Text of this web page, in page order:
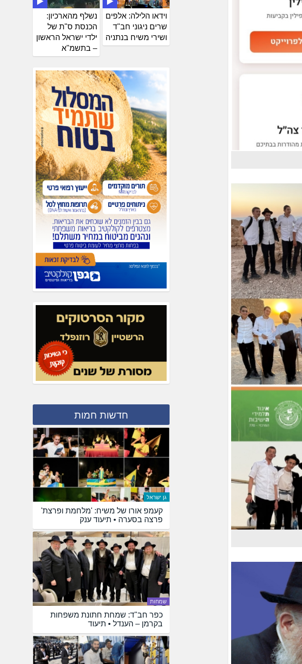
נשלף מהארכיון:
הכנסת ס"ת של
ילדי ישראל הראשון
– בתשמ"א
וידאו הלילה: אלפים
שרים ניגוני חב"ד
ושירי משיח בנתניה
חדשות חמות
גן ישראל
קעמפ אורו של משיח: 'מלחמת ופרצת'
פרצה בסערה • תיעוד ענק
שמחות
כפר חב"ד: שמחת חתונת משפחות
בקרמן – הענדל • תיעוד